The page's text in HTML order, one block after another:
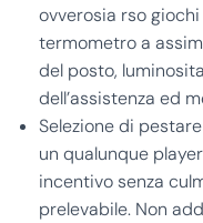
ovverosia rso
termometro a
del posto,
dell’assistenza ed
Selezione di
un qualunque
incentivo senza
prelevabile. Non